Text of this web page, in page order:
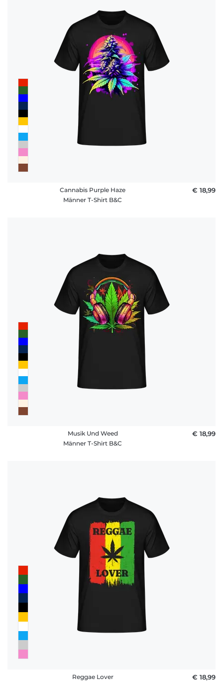
Cannabis Purple Haze
Männer T-Shirt B&C
€ 18,99
Musik Und Weed
Männer T-Shirt B&C
€ 18,99
Reggae Lover
€ 18,99